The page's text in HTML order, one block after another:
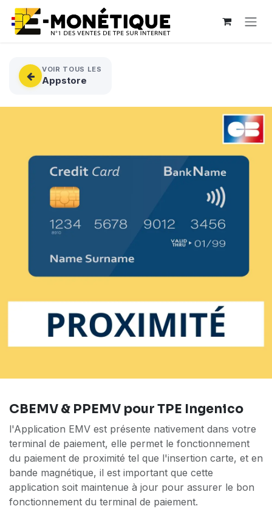
Se rendre au contenu
VOIR TOUS LES
Appstore
CBEMV & PPEMV pour TPE Ingenico
l'Application EMV est présente nativement dans votre
terminal de paiement, elle permet le fonctionnement
du paiement de proximité tel que l'insertion carte, et en
bande magnétique, il est important que cette
application soit maintenue à jour pour assurer le bon
fonctionnement du terminal de paiement.